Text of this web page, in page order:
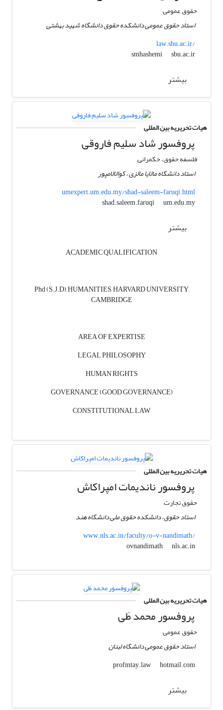
حقوق عمومی
استاد حقوق عمومی دانشکده حقوق دانشگاه شهید بهشتی
law.sbu.ac.ir/
smhashemi
sbu.ac.ir
بیشتر
هیات تحریریه بین المللی
پروفسور شاد سلیم فاروقی
فلسفه حقوق، حکمرانی
استاد دانشگاه مالایا مالزی ، کوالالامپور
umexpert.um.edu.my/shad-saleem-faruqi.html
shad.saleem.faruqi
um.edu.my
بیشتر
ACADEMIC QUALIFICATION
Phd (S.J.D), HUMANITIES, HARVARD UNIVERSITY,
CAMBRIDGE
AREA OF EXPERTISE
LEGAL PHILOSOPHY
HUMAN RIGHTS
GOVERNANCE (GOOD GOVERNANCE)
CONSTITUTIONAL LAW
هیات تحریریه بین المللی
پروفسور ناندیمات امپراکاش
حقوق تجارت
استاد حقوق، دانشکده حقوق ملی دانشگاه هند
www.nls.ac.in/faculty/o-v-nandimath/
ovnandimath
nls.ac.in
هیات تحریریه بین المللی
پروفسور محمد طَی
حقوق عمومی
استاد حقوق عمومی دانشگاه لبنان
profmtay.law
hotmail.com
بیشتر